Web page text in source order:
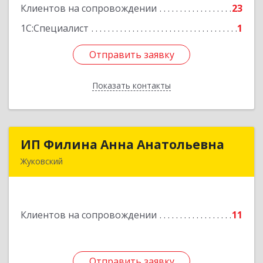
Клиентов на сопровождении
23
1С:Специалист
1
Отправить заявку
Показать контакты
Подробнее
Отправить заявку
Назад
ИП Филина Анна Анатольевна
Жуковский
Клиентов на сопровождении 11
ИП Филина Анна Анатольевна
Подробнее